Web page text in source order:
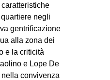
negli
gentrificazione
alla zona dei
e la criticità
e Lope De
convivenza